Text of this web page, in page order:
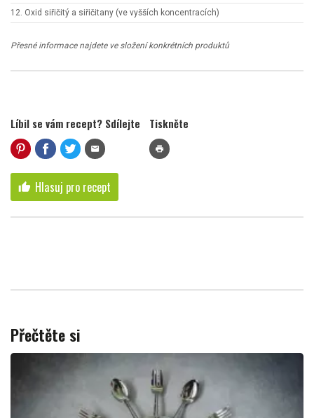
12. Oxid siřičitý a siřičitany (ve vyšších koncentracích)
Přesné informace najdete ve složení konkrétních produktů
Líbil se vám recept? Sdílejte
mail
Tiskněte
print
thumb_up Hlasuj pro recept
Přečtěte si